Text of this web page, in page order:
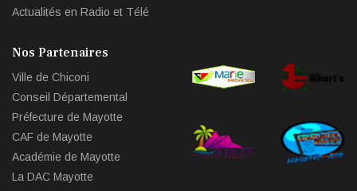
Actualités en Radio et Télé
Nos Partenaires
Ville de Chiconi
Conseil Départemental
Préfecture de Mayotte
CAF de Mayotte
Académie de Mayotte
La DAC Mayotte